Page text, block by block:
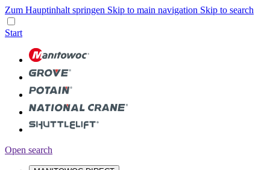
Zum Hauptinhalt springen Skip to main navigation Skip to search
Start
Open search